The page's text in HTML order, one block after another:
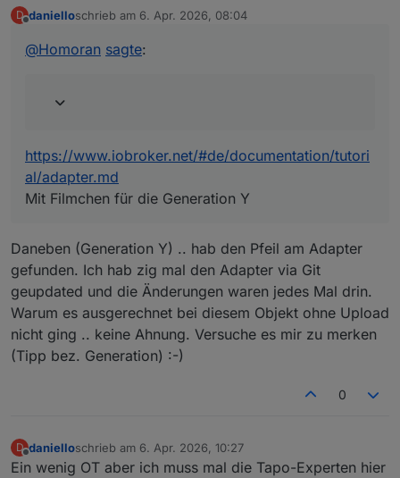
@Homoran
/adapter.md
D danielloschrieb am 6. Apr. 2026, 08:04
zuletzt editiert von
@Homoran sagte:
https://www.iobroker.net/#de/documentation/tutori
al/adapter.md
Mit Filmchen für die Generation Y
Daneben (Generation Y) .. hab den Pfeil am Adapter
gefunden. Ich hab zig mal den Adapter via Git
geupdated und die Änderungen waren jedes Mal drin.
Warum es ausgerechnet bei diesem Objekt ohne Upload
nicht ging .. keine Ahnung. Versuche es mir zu merken
(Tipp bez. Generation) :-)
0
D danielloschrieb am 6. Apr. 2026, 10:27
zuletzt editiert von
Ein wenig OT aber ich muss mal die Tapo-Experten hier